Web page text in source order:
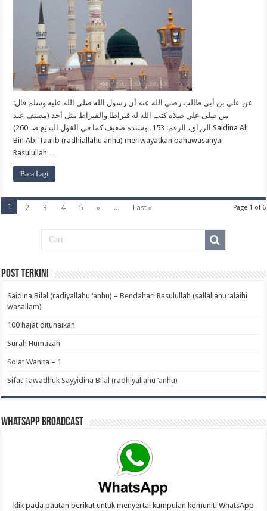
عن علي بن أبي طالب رضي الله عنه أن رسول الله صلى الله عليه وسلم قال:
من صلى علي صلاة كتب الله له قيراطا والقيراط مثل أحد (مصنف عبد
الرزاق، الرقم: 153، وسنده ضعيف كما في القول البديع صـ 260) Saidina Ali
Bin Abi Taalib (radhiallahu anhu) meriwayatkan bahawasanya
Rasulullah …
Baca Lagi
Page 1 of 6
1 2 3 4 5 » ... Last »
Post Terkini
Saidina Bilal (radiyallahu ‘anhu) – Bendahari Rasulullah (sallallahu ‘alaihi
wasallam)‎
100 hajat ditunaikan
Surah Humazah
Solat Wanita – 1
Sifat Tawadhuk Sayyidina Bilal (radhiyallahu ‘anhu)‎
WhatsApp Broadcast
klik pada pautan berikut untuk menyertai kumpulan komuniti WhatsApp